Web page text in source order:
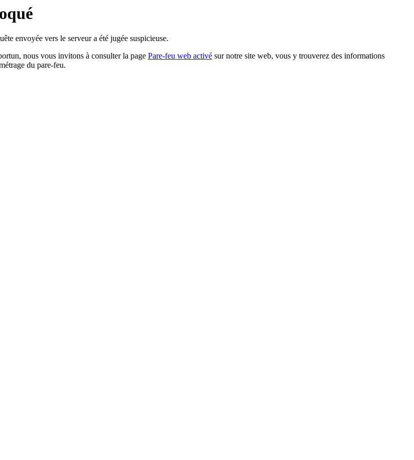
envoyée vers le serveur a été jugée suspicieuse.
nous vous invitons à consulter la page Pare-feu web activé sur notre site web, vous y trouverez des informations
du pare-feu.